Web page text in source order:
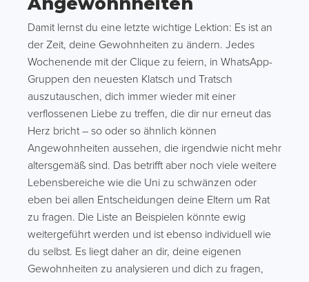
Damit lernst du eine letzte wichtige Lektion: Es ist an
der Zeit, deine Gewohnheiten zu ändern. Jedes
Wochenende mit der Clique zu feiern, in WhatsApp-
Gruppen den neuesten Klatsch und Tratsch
auszutauschen, dich immer wieder mit einer
verflossenen Liebe zu treffen, die dir nur erneut das
Herz bricht – so oder so ähnlich können
Angewohnheiten aussehen, die irgendwie nicht mehr
altersgemäß sind. Das betrifft aber noch viele weitere
Lebensbereiche wie die Uni zu schwänzen oder
eben bei allen Entscheidungen deine Eltern um Rat
zu fragen. Die Liste an Beispielen könnte ewig
weitergeführt werden und ist ebenso individuell wie
du selbst. Es liegt daher an dir, deine eigenen
Gewohnheiten zu analysieren und dich zu fragen,